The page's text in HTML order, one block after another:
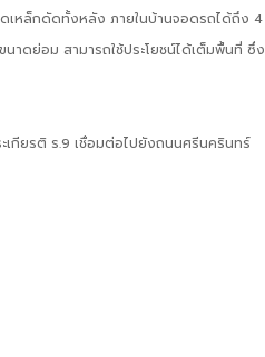
เหล็กดัดทั้งหลัง ภายในบ้านจอดรถได้ถึง 4
ดย่อม สามารถใช้ประโยชน์ได้เต็มพื้นที่ ซึ่ง
เกียรติ ร.9 เชื่อมต่อไปยังถนนศรีนครินทร์